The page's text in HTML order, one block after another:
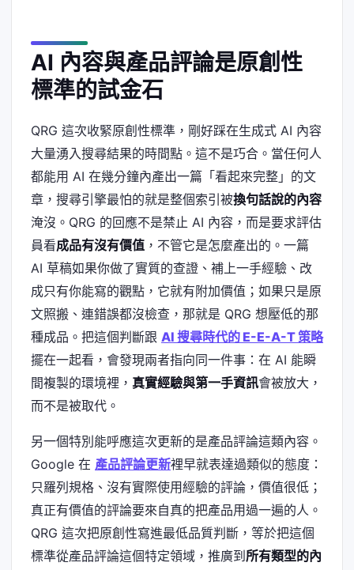
AI 內容與產品評論是原創性
標準的試金石
QRG 這次收緊原創性標準，剛好踩在生成式 AI 內容
大量湧入搜尋結果的時間點。這不是巧合。當任何人
都能用 AI 在幾分鐘內產出一篇「看起來完整」的文
章，搜尋引擎最怕的就是整個索引被換句話說的內容
淹沒。QRG 的回應不是禁止 AI 內容，而是要求評估
員看成品有沒有價值 ，不管它是怎麼產出的。一篇
AI 草稿如果你做了實質的查證、補上一手經驗、改
成只有你能寫的觀點，它就有附加價值；如果只是原
文照搬、連錯誤都沒檢查，那就是 QRG 想壓低的那
種成品。把這個判斷跟 AI 搜尋時代的 E-E-A-T 策略
擺在一起看，會發現兩者指向同一件事：在 AI 能瞬
間複製的環境裡， 真實經驗與第一手資訊會被放大，
而不是被取代。
另一個特別能呼應這次更新的是產品評論這類內容。
Google 在 產品評論更新裡早就表達過類似的態度：
只羅列規格、沒有實際使用經驗的評論，價值很低；
真正有價值的評論要來自真的把產品用過一遍的人。
QRG 這次把原創性寫進最低品質判斷，等於把這個
標準從產品評論這個特定領域，推廣到 所有類型的內